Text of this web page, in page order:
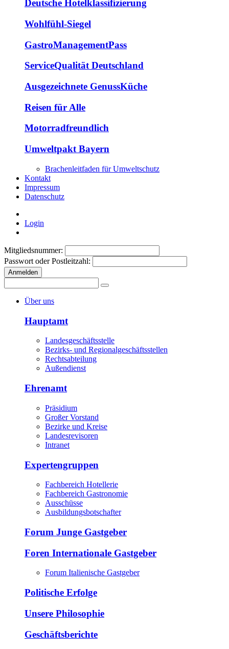
Deutsche Hotelklassifizierung
Wohlfühl-Siegel
GastroManagementPass
ServiceQualität Deutschland
Ausgezeichnete GenussKüche
Reisen für Alle
Motorradfreundlich
Umweltpakt Bayern
Brachenleitfaden für Umweltschutz
Kontakt
Impressum
Datenschutz
Login
Mitgliedsnummer:
Passwort oder Postleitzahl:
Anmelden
Über uns
Hauptamt
Landesgeschäftsstelle
Bezirks- und Regionalgeschäftsstellen
Rechtsabteilung
Außendienst
Ehrenamt
Präsidium
Großer Vorstand
Bezirke und Kreise
Landesrevisoren
Intranet
Expertengruppen
Fachbereich Hotellerie
Fachbereich Gastronomie
Ausschüsse
Ausbildungsbotschafter
Forum Junge Gastgeber
Foren Internationale Gastgeber
Forum Italienische Gastgeber
Politische Erfolge
Unsere Philosophie
Geschäftsberichte